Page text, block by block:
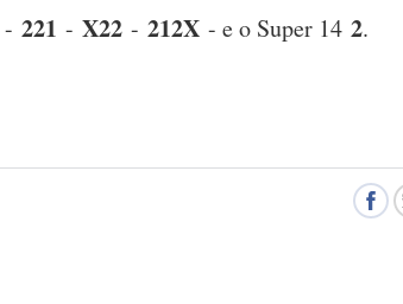
- 221 - X22 - 212X - e o Super 14 2.